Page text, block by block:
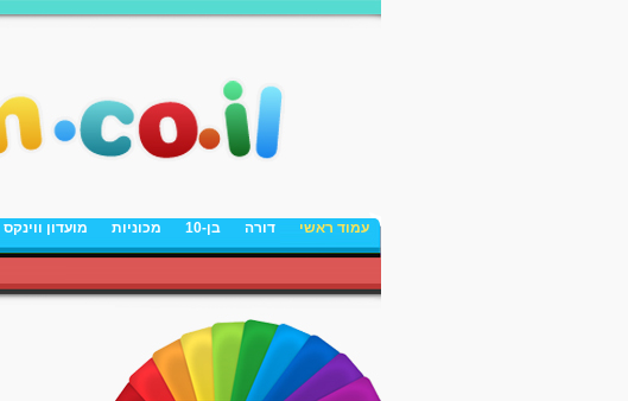
עמוד ראשי דורה בן-10 מכוניות מועדון ווינקס